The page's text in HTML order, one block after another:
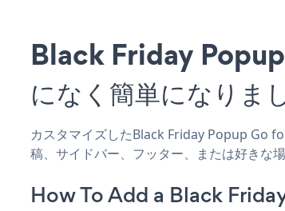
Black Friday
になく簡単になりま
カスタマイズしたBlack Friday Popup Go
稿、サイドバー、フッター、または好きな
How To Add a Black